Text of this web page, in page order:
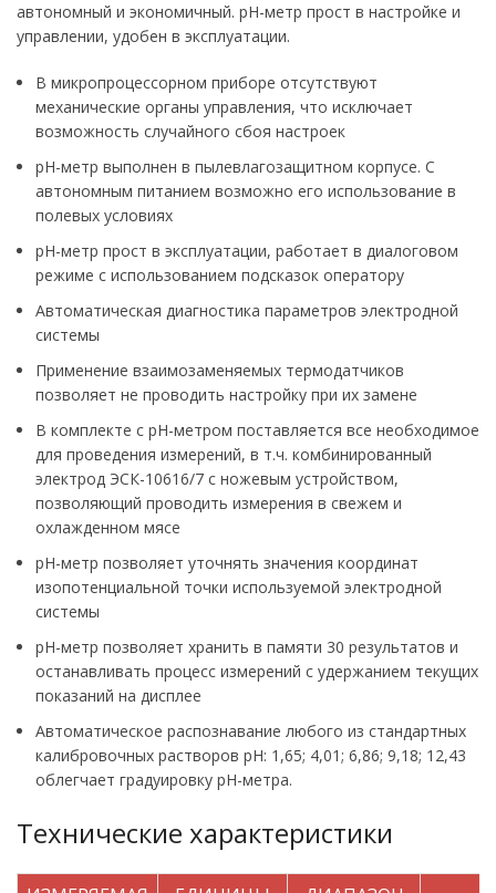
автономный и экономичный. рН-метр прост в настройке и
управлении, удобен в эксплуатации.
В микропроцессорном приборе отсутствуют
механические органы управления, что исключает
возможность случайного сбоя настроек
pH-метр выполнен в пылевлагозащитном корпусе. С
автономным питанием возможно его использование в
полевых условиях
pH-метр прост в эксплуатации, работает в диалоговом
режиме с использованием подсказок оператору
Автоматическая диагностика параметров электродной
системы
Применение взаимозаменяемых термодатчиков
позволяет не проводить настройку при их замене
В комплекте с pH-метром поставляется все необходимое
для проведения измерений, в т.ч. комбинированный
электрод ЭСК-10616/7 с ножевым устройством,
позволяющий проводить измерения в свежем и
охлажденном мясе
pH-метр позволяет уточнять значения координат
изопотенциальной точки используемой электродной
системы
pH-метр позволяет хранить в памяти 30 результатов и
останавливать процесс измерений с удержанием текущих
показаний на дисплее
Автоматическое распознавание любого из стандартных
калибровочных растворов рН: 1,65; 4,01; 6,86; 9,18; 12,43
облегчает градуировку pH-метра.
Технические характеристики